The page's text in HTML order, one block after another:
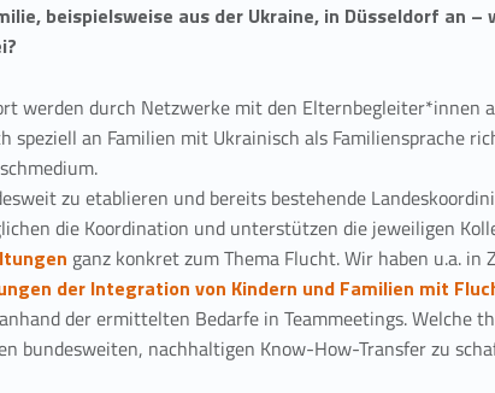
beispielsweise aus der Ukraine, in Düsseldorf an –
werden durch Netzwerke mit den Elternbegleiter*innen
an Familien mit Ukrainisch als Familiensprache
zu etablieren und bereits bestehende
die Koordination und unterstützen die jeweiligen
ganz konkret zum Thema Flucht. Wir haben u.a. in
der Integration von Kindern und Familien mit
der ermittelten Bedarfe in Teammeetings. Welche
bundesweiten, nachhaltigen Know-How-Transfer zu